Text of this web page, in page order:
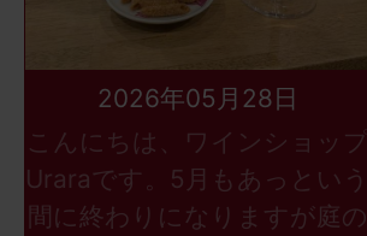
2026年05月28日
こんにちは、ワインショップ
Uraraです。5月もあっという
間に終わりになりますが庭の